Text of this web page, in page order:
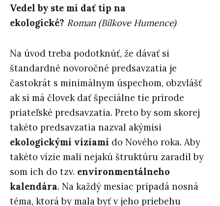
Vedel by ste mi dať tip na
ekologické? Roman (Bílkove Humence)
Na úvod treba podotknúť, že dávať si
štandardné novoročné predsavzatia je
častokrát s minimálnym úspechom, obzvlášť
ak si má človek dať špeciálne tie prírode
priateľské predsavzatia. Preto by som skorej
takéto predsavzatia nazval akýmisi
ekologickými víziami do Nového roka. Aby
takéto vízie mali nejakú štruktúru zaradil by
som ich do tzv. environmentálneho
kalendára. Na každý mesiac pripadá nosná
téma, ktorá by mala byť v jeho priebehu